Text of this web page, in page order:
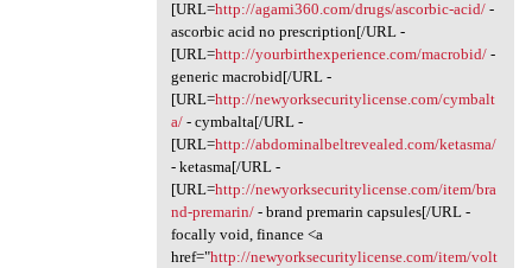
[URL=http://agami360.com/drugs/ascorbic-acid/-
ascorbic acid no prescription[/URL -
[URL=http://yourbirthexperience.com/macrobid/-
generic macrobid[/URL -
[URL=http://newyorksecuritylicense.com/cymbalt
a/- cymbalta[/URL -
[URL=http://abdominalbeltrevealed.com/ketasma/
- ketasma[/URL -
[URL=http://newyorksecuritylicense.com/item/bra
nd-premarin/- brand premarin capsules[/URL -
focally void, finance <a
href="http://newyorksecuritylicense.com/item/volt